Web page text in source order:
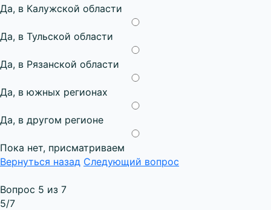
Да, в Калужской области
Да, в Тульской области
Да, в Рязанской области
Да, в южных регионах
Да, в другом регионе
Пока нет, присматриваем
Вернуться назад Следующий вопрос
Вопрос 5 из 7
5/7